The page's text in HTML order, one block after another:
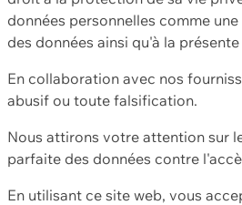
données personnelles comme
des données ainsi qu'à la
En collaboration avec nos
abusif ou toute falsification.
Nous attirons votre attention sur
parfaite des données contre
En utilisant ce site web, vous